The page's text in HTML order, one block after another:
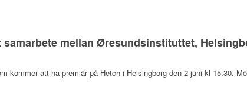
mellan Øresundsinstituttet,
kommer att ha premiär på Hetch i Helsingborg den 2 juni kl 15.30.